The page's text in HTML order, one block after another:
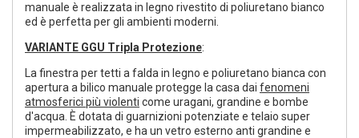
manuale è realizzata in legno rivestito di poliuretano bianco
ed è perfetta per gli ambienti moderni.
VARIANTE GGU Tripla Protezione:
La finestra per tetti a falda in legno e poliuretano bianca con
apertura a bilico manuale protegge la casa dai fenomeni
atmosferici più violenti come uragani, grandine e bombe
d'acqua. È dotata di guarnizioni potenziate e telaio super
impermeabilizzato, e ha un vetro esterno anti grandine e